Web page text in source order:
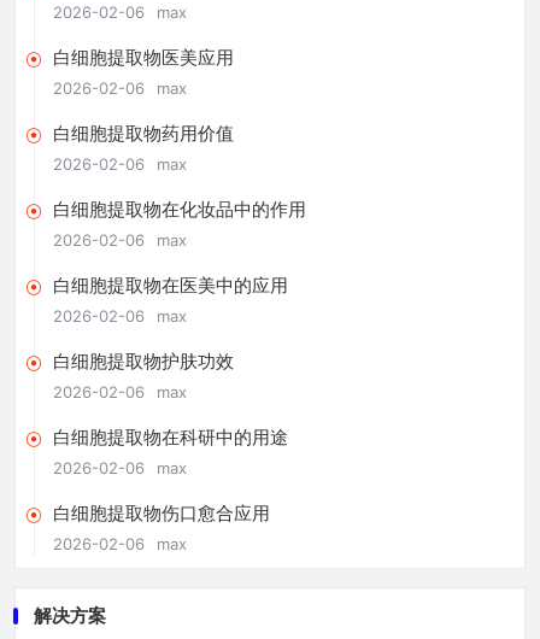
2026-02-06 max
白细胞提取物医美应用
2026-02-06 max
白细胞提取物药用价值
2026-02-06 max
白细胞提取物在化妆品中的作用
2026-02-06 max
白细胞提取物在医美中的应用
2026-02-06 max
白细胞提取物护肤功效
2026-02-06 max
白细胞提取物在科研中的用途
2026-02-06 max
白细胞提取物伤口愈合应用
2026-02-06 max
解决方案